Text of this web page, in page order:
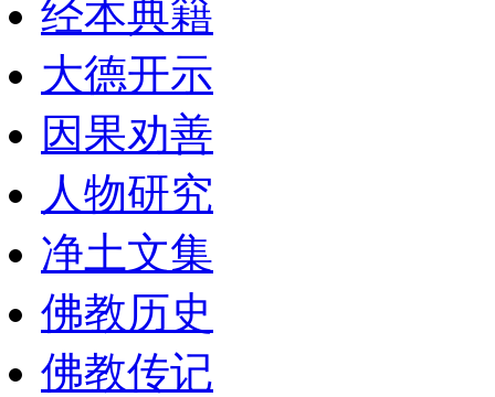
经本典籍
大德开示
因果劝善
人物研究
净土文集
佛教历史
佛教传记